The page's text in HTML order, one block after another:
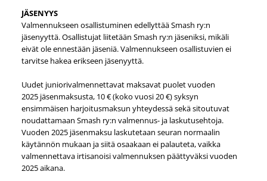
JÄSENYYS
Valmennukseen osallistuminen edellyttää Smash ry:n
jäsenyyttä. Osallistujat liitetään Smash ry:n jäseniksi, mikäli
eivät ole ennestään jäseniä. Valmennukseen osallistuvien ei
tarvitse hakea erikseen jäsenyyttä.
Uudet juniorivalmennettavat maksavat puolet vuoden
2025 jäsenmaksusta, 10 € (koko vuosi 20 €) syksyn
ensimmäisen harjoitusmaksun yhteydessä sekä sitoutuvat
noudattamaan Smash ry:n valmennus- ja laskutusehtoja.
Vuoden 2025 jäsenmaksu laskutetaan seuran normaalin
käytännön mukaan ja siitä osaakaan ei palauteta, vaikka
valmennettava irtisanoisi valmennuksen päättyväksi vuoden
2025 aikana.